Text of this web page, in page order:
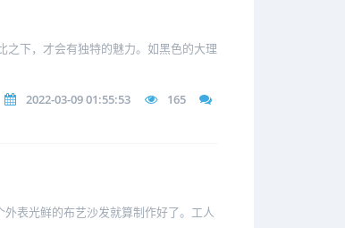
下，才会有独特的魅力。如黑色的大理
2022-03-09 01:55:53 165
表光鲜的布艺沙发就算制作好了。工人